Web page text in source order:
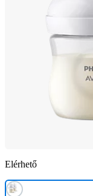
Elérhető